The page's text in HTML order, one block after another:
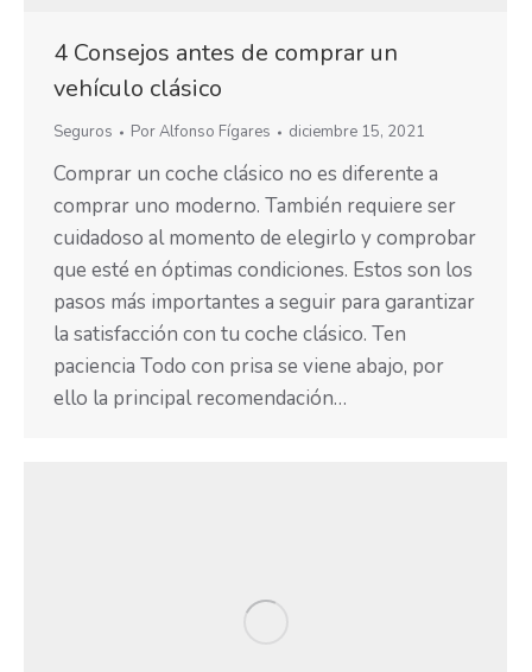
4 Consejos antes de comprar un
vehículo clásico
Seguros PorAlfonso Fígares diciembre 15, 2021
Comprar un coche clásico no es diferente a
comprar uno moderno. También requiere ser
cuidadoso al momento de elegirlo y comprobar
que esté en óptimas condiciones. Estos son los
pasos más importantes a seguir para garantizar
la satisfacción con tu coche clásico. Ten
paciencia Todo con prisa se viene abajo, por
ello la principal recomendación…